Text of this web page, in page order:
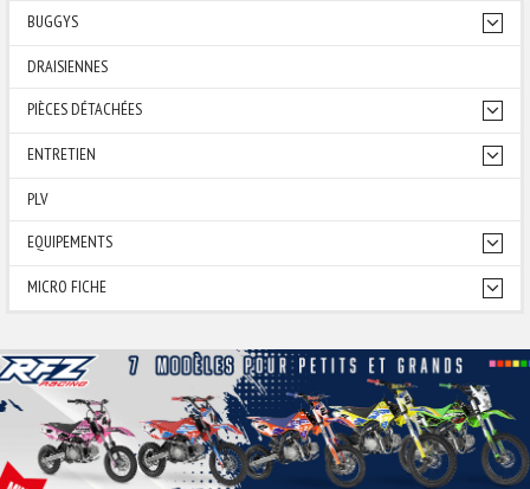
BUGGYS
DRAISIENNES
PIÈCES DÉTACHÉES
ENTRETIEN
PLV
EQUIPEMENTS
MICRO FICHE